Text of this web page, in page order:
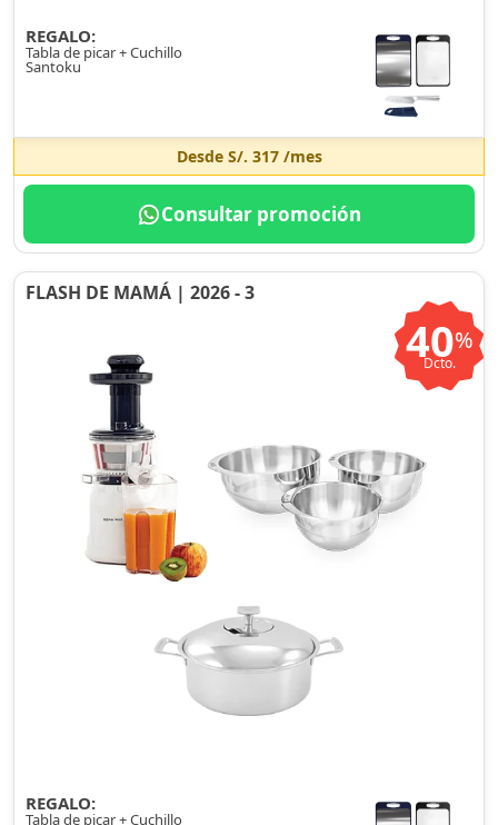
REGALO:
Tabla de picar + Cuchillo
Santoku
Desde S/. 317/mes
Consultar promoción
FLASH DE MAMÁ | 2026 - 3
40%
Dcto.
REGALO:
Tabla de picar + Cuchillo